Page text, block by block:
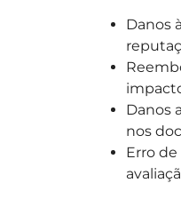
Danos
Danos
nos
Erro